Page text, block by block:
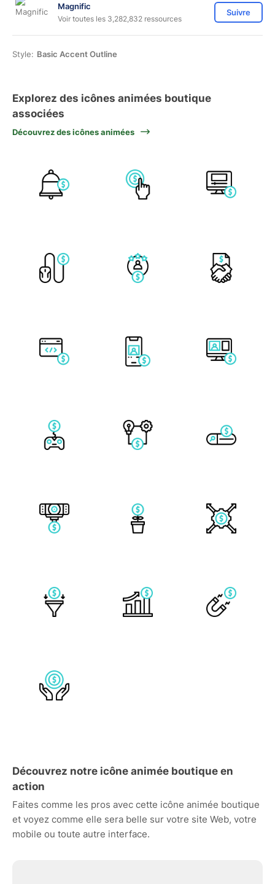
Magnific
Voir toutes les 3,282,832 ressources
Suivre
Style: Basic Accent Outline
Explorez des icônes animées boutique
associées
Découvrez des icônes animées
Découvrez notre icône animée boutique en
action
Faites comme les pros avec cette icône animée boutique
et voyez comme elle sera belle sur votre site Web, votre
mobile ou toute autre interface.